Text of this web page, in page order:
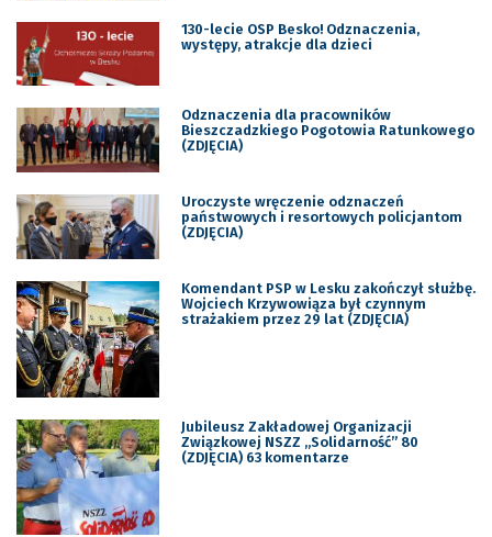
130-lecie OSP Besko! Odznaczenia,
występy, atrakcje dla dzieci
Odznaczenia dla pracowników
Bieszczadzkiego Pogotowia Ratunkowego
(ZDJĘCIA)
Uroczyste wręczenie odznaczeń
państwowych i resortowych policjantom
(ZDJĘCIA)
Komendant PSP w Lesku zakończył służbę.
Wojciech Krzywowiąza był czynnym
strażakiem przez 29 lat (ZDJĘCIA)
Jubileusz Zakładowej Organizacji
Związkowej NSZZ „Solidarność” 80
(ZDJĘCIA) 63 komentarze